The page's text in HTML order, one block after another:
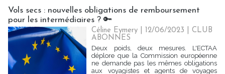
Vols secs : nouvelles obligations de remboursement
pour les intermédiaires ? 🔑
Céline Eymery | 12/06/2023 |CLUB
ABONNES
Deux poids, deux mesures. L'ECTAA
déplore que la Commission européenne
ne demande pas les mêmes obligations
aux voyagistes et agents de voyages